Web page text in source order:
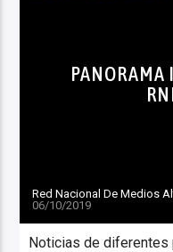
PANORAMA
Red Nacional De Medios
06/10/2019
Noticias de diferentes